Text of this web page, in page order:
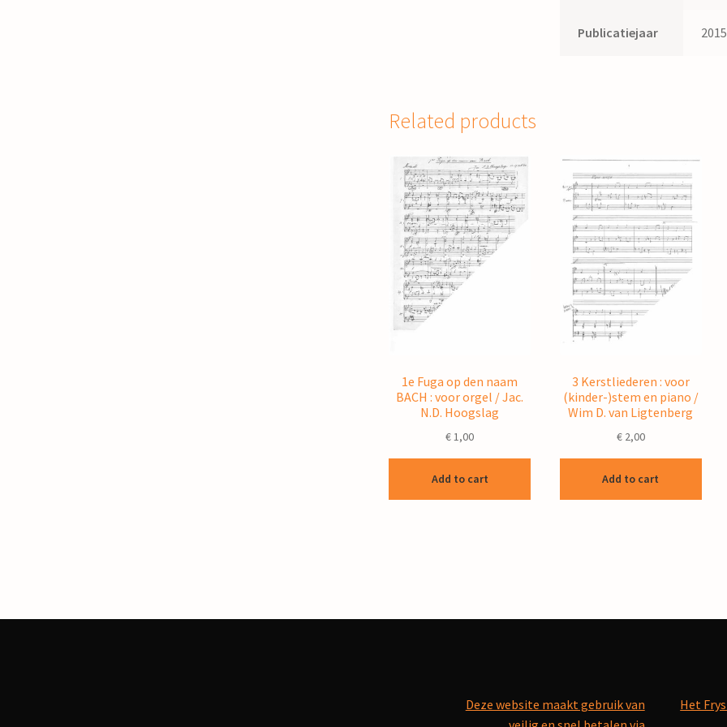
Publicatiejaar 2015
Related products
1e Fuga op den naam
BACH : voor orgel / Jac.
N.D. Hoogslag
€1,00
Add to cart
3 Kerstliederen : voor
(kinder-)stem en piano /
Wim D. van Ligtenberg
€2,00
Add to cart
Deze website maakt gebruik van
Het